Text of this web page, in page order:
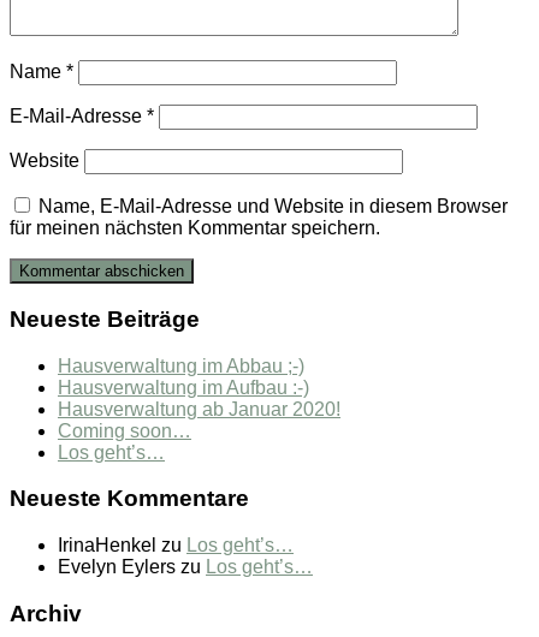
Name *
E-Mail-Adresse *
Website
Name, E-Mail-Adresse und Website in diesem Browser
für meinen nächsten Kommentar speichern.
Neueste Beiträge
Hausverwaltung im Abbau ;-)
Hausverwaltung im Aufbau :-)
Hausverwaltung ab Januar 2020!
Coming soon…
Los geht’s…
Neueste Kommentare
IrinaHenkel zu Los geht’s…
Evelyn Eylers zu Los geht’s…
Archiv